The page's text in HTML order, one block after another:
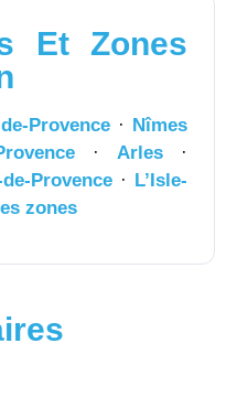
Et Zones
Provence· Nîmes
· Arles ·
Provence· L’Isle-
zones